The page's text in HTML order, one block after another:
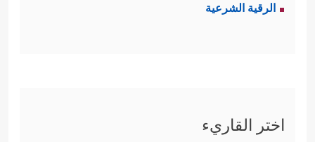
الرقية الشرعية
اختر القاريء